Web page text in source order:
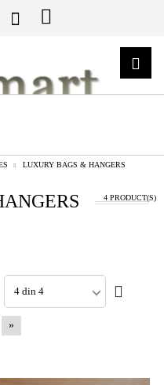
LUXURY BAGS & HANGERS
4 PRODUCT(S)
»